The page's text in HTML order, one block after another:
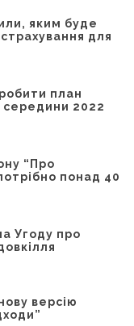
яким буде
для
план
середини 2022
“Про
понад 40
Угоду про
версію